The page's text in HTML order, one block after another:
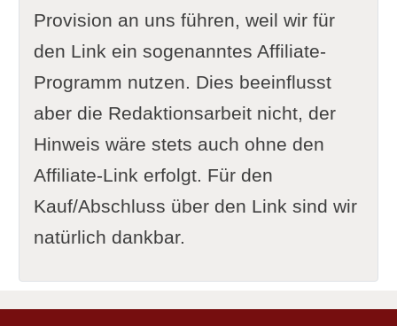
Provision an uns führen, weil wir für
den Link ein sogenanntes Affiliate-
Programm nutzen. Dies beeinflusst
aber die Redaktionsarbeit nicht, der
Hinweis wäre stets auch ohne den
Affiliate-Link erfolgt. Für den
Kauf/Abschluss über den Link sind wir
natürlich dankbar.